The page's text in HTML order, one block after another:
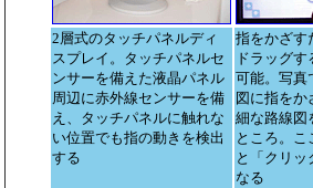
2層式のタッチパネルディ
スプレイ。タッチパネルセ
ンサーを備えた液晶パネル
周辺に赤外線センサーを備
え、タッチパネルに触れな
い位置でも指の動きを検出
する
指をかざす
ドラッグ
可能。写真
図に指をか
細な路線図
ところ。こ
と「クリッ
なる